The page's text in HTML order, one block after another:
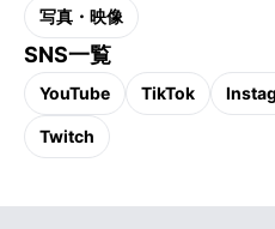
写真・映像
SNS一覧
YouTube TikTok
Twitch